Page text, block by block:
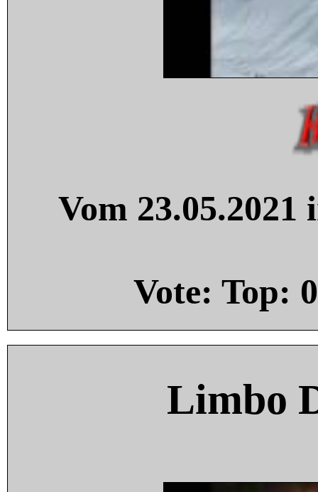
Vom
Vote: Top: 0
Limbo